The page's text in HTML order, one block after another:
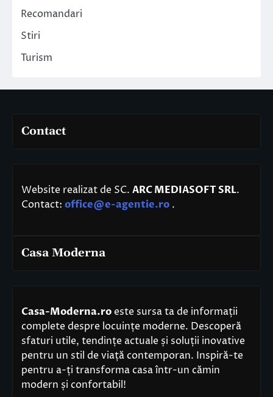
Recomandari
Stiri
Turism
Contact
Website realizat de SC. ARC MEDIASOFT SRL.
Contact: office@e-agentie.ro .
Casa Moderna
Casa-Moderna.roeste sursa ta de informații
complete despre locuințe moderne. Descoperă
sfaturi utile, tendințe actuale și soluții inovative
pentru un stil de viață contemporan. Inspiră-te
pentru a-ți transforma casa într-un cămin
modern și confortabil!